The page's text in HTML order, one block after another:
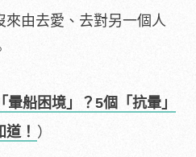
由去愛、去對另一個人
暈船困境」？5個「抗暈」
！ ）